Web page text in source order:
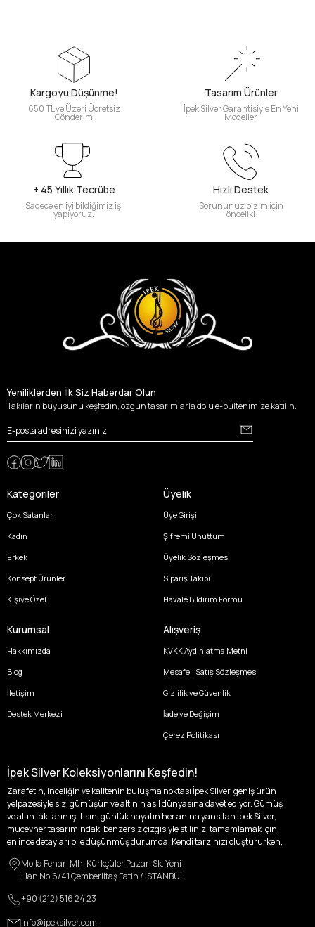
Kargoyu Düşünme!
650 TL ve Üzeri Ücretsiz
Gönderim
Tasarım Ürünler
İpek Silver Garantisiyle En Yeni
Modeller
+ 45 Yıllık Tecrübe
Sadece en iyi bildiğimiz işi
yapıyoruz.
Hızlı Destek
Sorununuz bizim için
öncelik!
Yeniliklerden İlk Siz Haberdar Olun
Takıların büyüsünü keşfedin, özgün tasarımlarla dolu e-bültenimize katılın.
Kategoriler
Çok Satanlar
Kadın
Erkek
Konsept Ürünler
Kişiye Özel
Üyelik
Üye Girişi
Şifremi Unuttum
Üyelik Sözleşmesi
Sipariş Takibi
Havale Bildirim Formu
Kurumsal
Hakkımızda
Blog
İletişim
Destek Merkezi
Alışveriş
KVKK Aydınlatma Metni
Mesafeli Satış Sözleşmesi
Gizlilik ve Güvenlik
İade ve Değişim
Çerez Politikası
İpek Silver Koleksiyonlarını Keşfedin!
Zarafetin, inceliğin ve kalitenin buluşma noktası İpek Silver, geniş ürün
yelpazesiyle sizi gümüşün ve altının asil dünyasına davet ediyor. Gümüş
ve altın takıların ışıltısını günlük hayatın her anına yansıtan İpek Silver,
mücevher tasarımındaki benzersiz çizgisiyle stilinizi tamamlamak için
en ince detayları bile düşünmüş durumda. Kendi tarzınızı oluştururken,
özgünlüğünüzü ön plana çıkaracak tasarımlarımızla tanışın.
İpek Silver’da her bir parça, sizin benzersiz hikayenizi anlatıyor. İster
kendinizi ifade etmek için özel bir parça arayışında olun, ister
sevdiklerinize unutulmaz bir hediye vermek isteyin, her zevke ve her anı
Molla Fenari Mh. Kürkçüler Pazarı Sk. Yeni
Han No:6/41 Çemberlitaş Fatih / İSTANBUL
+90 (212) 516 24 23
info@ipeksilver.com